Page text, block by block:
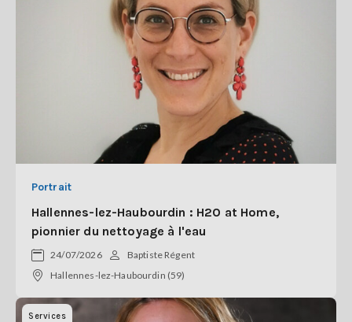
Portrait
Hallennes-lez-Haubourdin : H2O at Home,
pionnier du nettoyage à l'eau
24/07/2026
Baptiste Régent
Hallennes-lez-Haubourdin (59)
Services